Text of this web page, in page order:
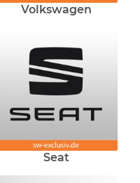
Volkswagen
Seat